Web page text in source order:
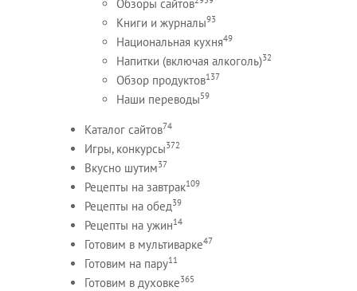
Обзоры сайтов
Книги и журналы93
Национальная кухня49
Напитки (включая алкоголь)32
Обзор продуктов137
Наши переводы59
Каталог сайтов74
Игры, конкурсы372
Вкусно шутим37
Рецепты на завтрак109
Рецепты на обед39
Рецепты на ужин14
Готовим в мультиварке47
Готовим на пару11
Готовим в духовке365